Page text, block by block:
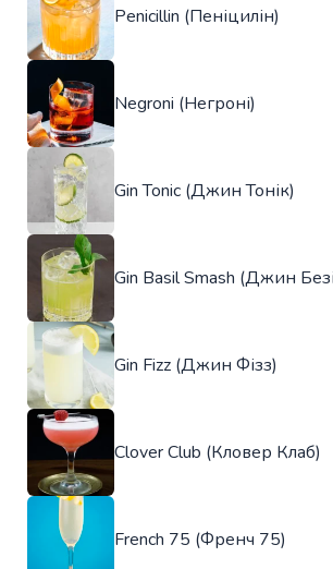
Penicillin (Пеніцилін)
Negroni (Негроні)
Gin Tonic (Джин Тонік)
Gin Basil Smash (Джин
Gin Fizz (Джин Фізз)
Clover Club (Кловер Клаб)
French 75 (Френч 75)